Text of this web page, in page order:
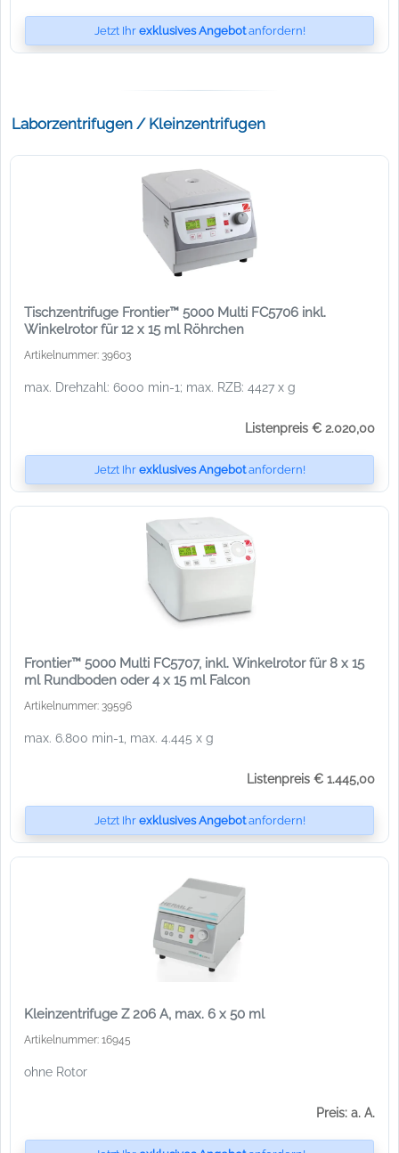
Jetzt Ihr exklusives Angebotanfordern!
Laborzentrifugen / Kleinzentrifugen
Tischzentrifuge Frontier™ 5000 Multi FC5706 inkl.
Winkelrotor für 12 x 15 ml Röhrchen
Artikelnummer: 39603
max. Drehzahl: 6000 min-1; max. RZB: 4427 x g
Listenpreis € 2.020,00
Jetzt Ihr exklusives Angebotanfordern!
Frontier™ 5000 Multi FC5707, inkl. Winkelrotor für 8 x 15
ml Rundboden oder 4 x 15 ml Falcon
Artikelnummer: 39596
max. 6.800 min-1, max. 4.445 x g
Listenpreis € 1.445,00
Jetzt Ihr exklusives Angebotanfordern!
Kleinzentrifuge Z 206 A, max. 6 x 50 ml
Artikelnummer: 16945
ohne Rotor
Preis: a. A.